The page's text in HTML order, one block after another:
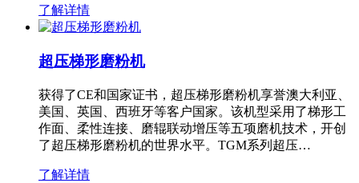
了解详情
超压梯形磨粉机
获得了CE和国家证书，超压梯形磨粉机享誉澳大利亚、
美国、英国、西班牙等客户国家。该机型采用了梯形工
作面、柔性连接、磨辊联动增压等五项磨机技术，开创
了超压梯形磨粉机的世界水平。TGM系列超压…
了解详情